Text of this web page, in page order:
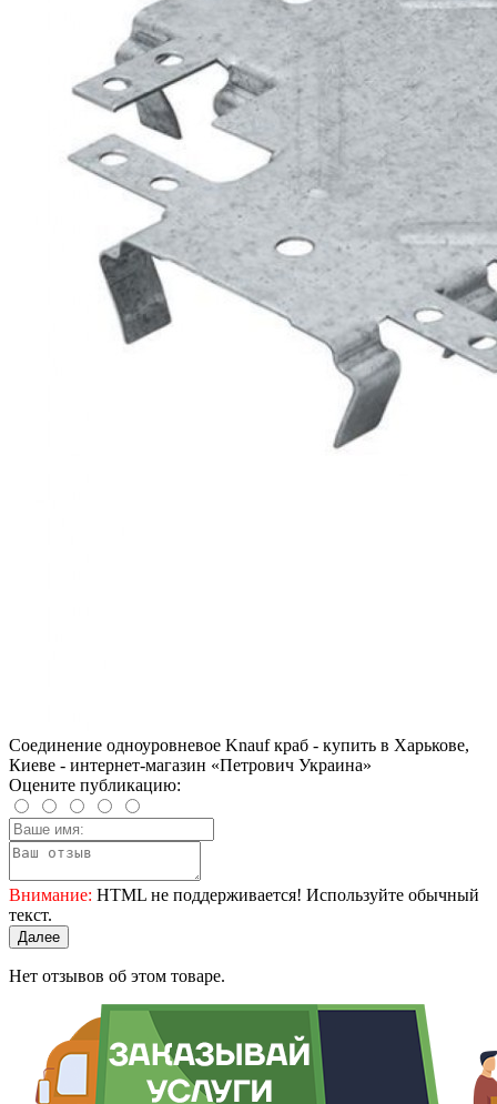
Соединение одноуровневое Knauf краб - купить в Харькове,
Киеве - интернет-магазин «Петрович Украина»
Оцените публикацию:
Внимание: HTML не поддерживается! Используйте обычный
текст.
Далее
Нет отзывов об этом товаре.